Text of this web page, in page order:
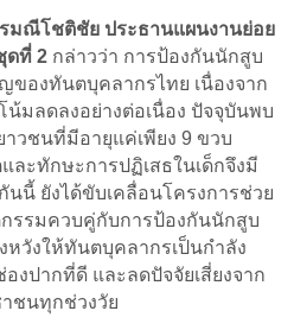
มณีโชติชัย ประธานแผนงานย่อย
ดที่ 2 กล่าวว่า การป้องกันนักสูบ
ของทันตบุคลากรไทย เนื่องจาก
มลดลงอย่างต่อเนื่อง ปัจจุบันพบ
าวชนที่มีอายุแค่เพียง 9 ขวบ
ละทักษะการปฏิเสธในเด็กจึงมี
นี้ ยังได้ขับเคลื่อนโครงการช่วย
รรมควบคู่กับการป้องกันนักสูบ
หวังให้ทันตบุคลากรเป็นกำลัง
งปากที่ดี และลดปัจจัยเสี่ยงจาก
ชนทุกช่วงวัย